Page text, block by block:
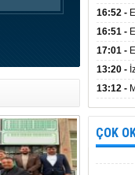
alındı
16:52 -
16:51 -
17:01 -
13:20 -
13:12 -
yara
ÇOK